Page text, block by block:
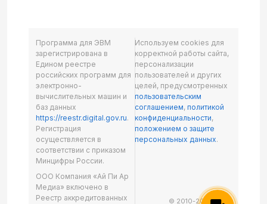
Программа для ЭВМ
зарегистрирована в
Едином реестре
российских программ для
электронно-
вычислительных машин и
баз данных
https://reestr.digital.gov.ru.
Регистрация
осуществляется в
соответствии с приказом
Минцифры России.
ООО Компания «Ай Пи Ар
Медиа» включено в
Реестр аккредитованных
Используем cookies для
корректной работы сайта,
персонализации
пользователей и других
целей, предусмотренных
пользовательским
соглашением,политикой
конфиденциальности,
положением о защите
персональных данных.
© 2010-2026 ООО